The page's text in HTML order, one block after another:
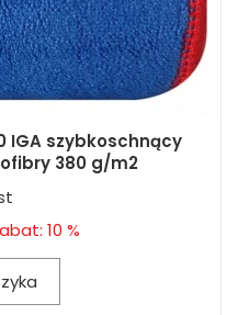
IGA szybkoschnący
380 g/m2
10 %